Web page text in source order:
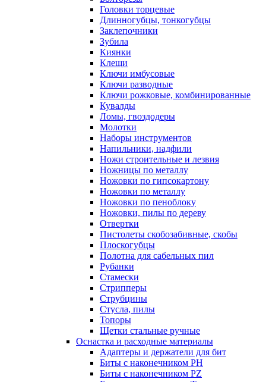
Головки торцевые
Длинногубцы, тонкогубцы
Заклепочники
Зубила
Киянки
Клещи
Ключи имбусовые
Ключи разводные
Ключи рожковые, комбинированные
Кувалды
Ломы, гвоздодеры
Молотки
Наборы инструментов
Напильники, надфили
Ножи строительные и лезвия
Ножницы по металлу
Ножовки по гипсокартону
Ножовки по металлу
Ножовки по пеноблоку
Ножовки, пилы по дереву
Отвертки
Пистолеты скобозабивные, скобы
Плоскогубцы
Полотна для сабельных пил
Рубанки
Стамески
Стрипперы
Струбцины
Стусла, пилы
Топоры
Щетки стальные ручные
Оснастка и расходные материалы
Адаптеры и держатели для бит
Биты с наконечником PH
Биты с наконечником PZ